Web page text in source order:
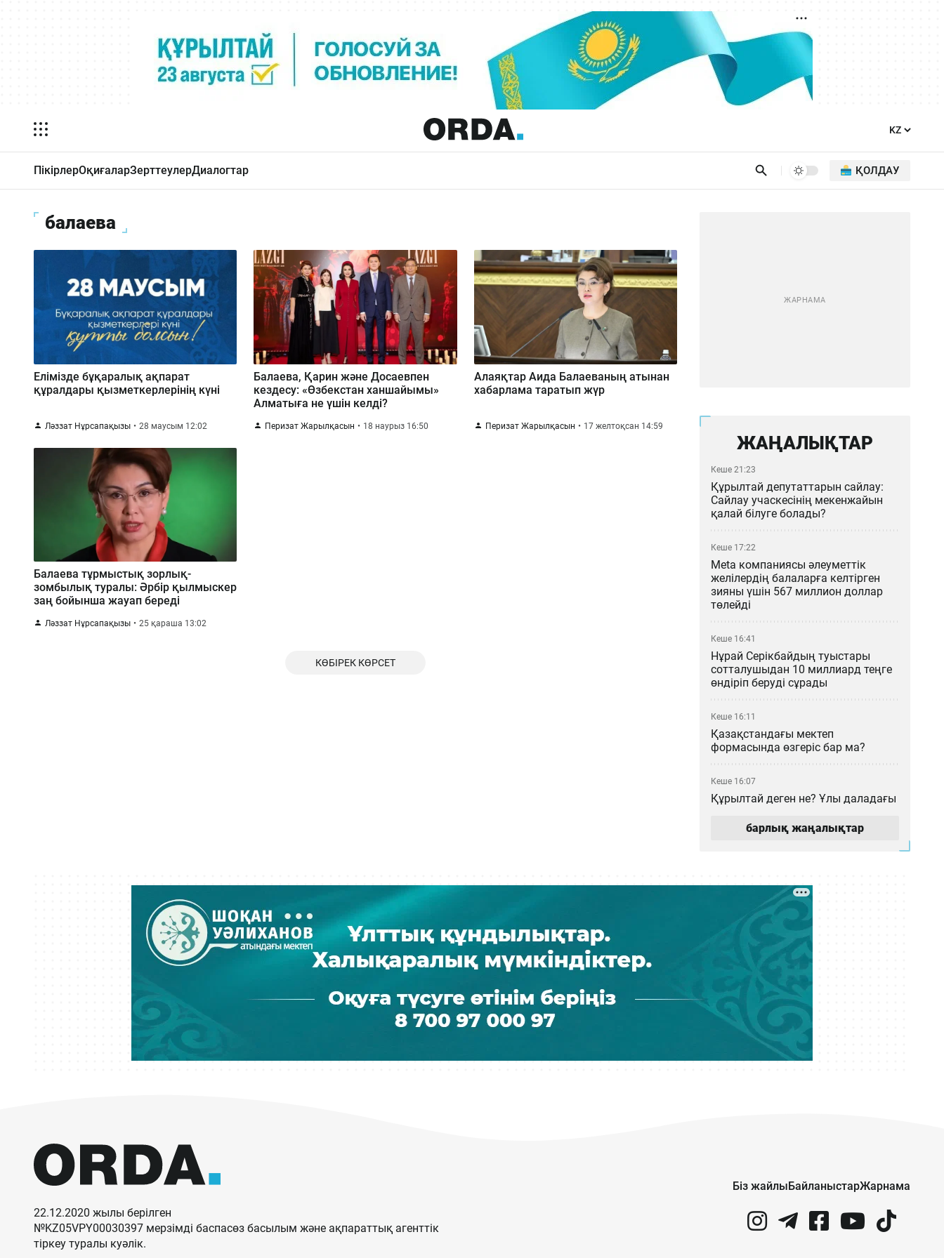
ПікірлерОқиғаларЗерттеулерДиалогтар ҚОЛДАУ
балаева
Елімізде бұқаралық ақпарат
құралдары қызметкерлерінің күні
Ләззат Нұрсапақызы 28 маусым 12:02
Балаева, Қарин және Досаевпен
кездесу: «Өзбекстан ханшайымы»
Алматыға не үшін келді?
Перизат Жарылқасын 18 наурыз 16:50
Алаяқтар Аида Балаеваның атынан
хабарлама таратып жүр
Перизат Жарылқасын 17 желтоқсан 14:59
Балаева тұрмыстық зорлық-
зомбылық туралы: Әрбір қылмыскер
заң бойынша жауап береді
Ләззат Нұрсапақызы 25 қараша 13:02
КӨБІРЕК КӨРСЕТ
ЖАҢАЛЫҚТАР
Кеше 21:23
Құрылтай депутаттарын сайлау:
Сайлау учаскесінің мекенжайын
қалай білуге болады?
Кеше 17:22
Meta компаниясы әлеуметтік
желілердің балаларға келтірген
зияны үшін 567 миллион доллар
төлейді
Кеше 16:41
Нұрай Серікбайдың туыстары
сотталушыдан 10 миллиард теңге
өндіріп беруді сұрады
Кеше 16:11
Қазақстандағы мектеп
формасында өзгеріс бар ма?
Кеше 16:07
Құрылтай деген не? Ұлы даладағы
жылының басты қорытындылары
«МузАРТ» тобындағы Кенжебек
Жанәбілов ауруханаға түсті
Кеше 14:01
Мұратжан Мұсайбеков АМӨЗ-дің
бас директоры болып
тағайындалды
Кеше 11:34
30 миллион теңгеге денесіне
барлық жаңалықтар
22.12.2020 жылы берілген
№KZ05VPY00030397 мерзімді баспасөз басылым және ақпараттық агенттік
тіркеу туралы куәлік.
Біз жайлыБайланыстарЖарнама